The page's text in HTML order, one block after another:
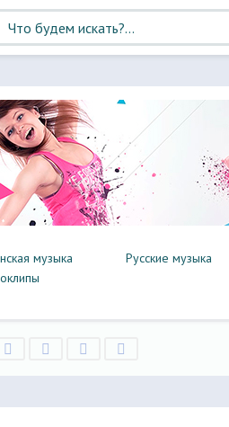
музыка Русские музыка